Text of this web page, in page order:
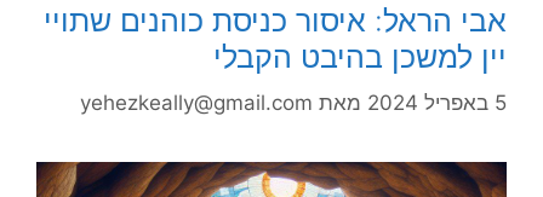
אבי הראל: איסור כניסת כוהנים שתויי
יין למשכן בהיבט הקבלי
5 באפריל 2024 מאת yehezkeally@gmail.com